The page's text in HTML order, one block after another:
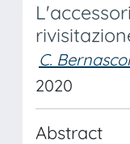
C.
2020
Abstract